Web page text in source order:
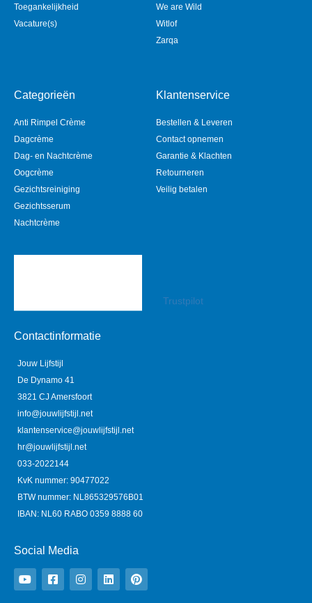
Toegankelijkheid
Vacature(s)
We are Wild
Witlof
Zarqa
Categorieën
Anti Rimpel Crème
Dagcrème
Dag- en Nachtcrème
Oogcrème
Gezichtsreiniging
Gezichtsserum
Nachtcrème
Klantenservice
Bestellen & Leveren
Contact opnemen
Garantie & Klachten
Retourneren
Veilig betalen
Trustpilot
Contactinformatie
Jouw Lijfstijl
De Dynamo 41
3821 CJ Amersfoort
info@jouwlijfstijl.net
klantenservice@jouwlijfstijl.net
hr@jouwlijfstijl.net
033-2022144
KvK nummer: 90477022
BTW nummer: NL865329576B01
IBAN: NL60 RABO 0359 8888 60
Social Media
o
u
t
a
c
e
n
s
t
i
n
k
i
n
t